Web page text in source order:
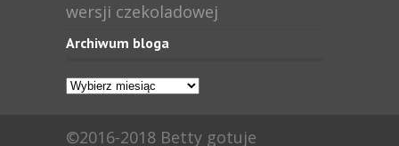
wersji czekoladowej
Archiwum bloga
Archiwum
©2016-2018 Betty gotuje